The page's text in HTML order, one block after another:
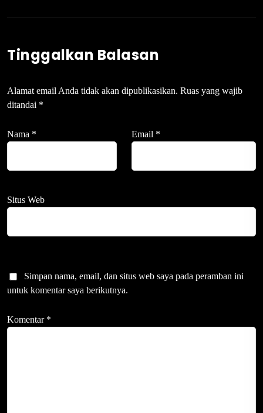
Tinggalkan Balasan
Alamat email Anda tidak akan dipublikasikan. Ruas yang wajib
ditandai *
Nama * Email *
Situs Web
Simpan nama, email, dan situs web saya pada peramban ini
untuk komentar saya berikutnya.
Komentar *